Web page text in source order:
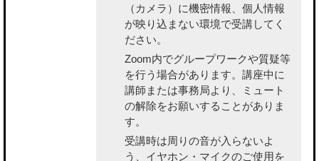
（カメラ）に機密情報、個人情報
が映り込まない環境で受講してく
ださい。
Zoom内でグループワークや質疑等
を行う場合があります。講座中に
講師または事務局より、ミュート
の解除をお願いすることがありま
す。
受講時は周りの音が入らないよ
う、イヤホン・マイクのご使用を